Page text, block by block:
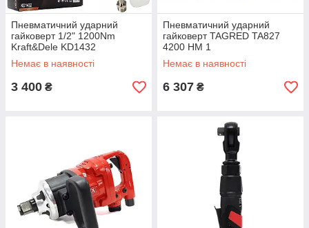
Пневматичний ударний
гайковерт 1/2" 1200Nm
Kraft&Dele KD1432
Немає в наявності
3 400 ₴
Пневматичний ударний
гайковерт TAGRED TA827
4200 НМ 1
Немає в наявності
6 307 ₴